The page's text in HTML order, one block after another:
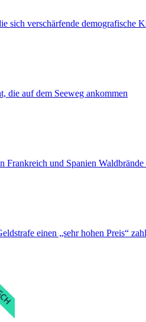
sich verschärfende demografische
die auf dem Seeweg ankommen
Frankreich und Spanien
einen „sehr hohen Preis“